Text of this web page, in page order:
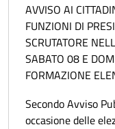
AVVISO AI
FUNZIONI DI
SCRUTATORE
SABATO 08 E
FORMAZIONE
Secondo Avviso
occasione delle